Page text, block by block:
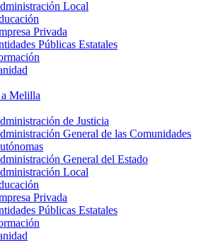
Local
Privada
Públicas Estatales
Melilla
de Justicia
General de las Comunidades
General del Estado
Local
Privada
Públicas Estatales